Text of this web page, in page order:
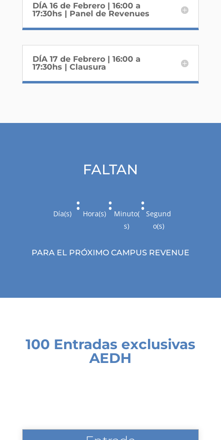
DÍA 16 de Febrero | 16:00 a
17:30hs | Panel de Revenues
DÍA 17 de Febrero | 16:00 a
17:30hs | Clausura
FALTAN
Día(s)
:
Hora(s)
:
Minuto(
s)
:
Segund
o(s)
PARA EL PRÓXIMO CAMPUS REVENUE
100 Entradas exclusivas
AEDH